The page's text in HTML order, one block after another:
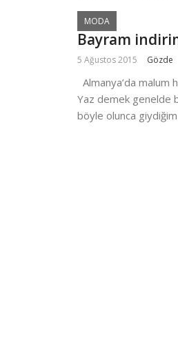
MODA
Bayram
5 Ağustos 2015 Gözde
Almanya’da malum
Yaz demek genelde
böyle olunca